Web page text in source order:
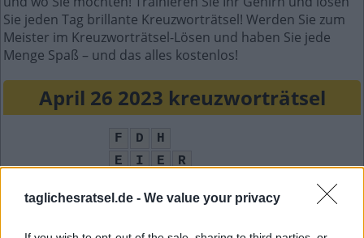
taglichesratsel.de - We value your privacy
Sie jeden Tag brillante Kreuzworträtsel! Werden Sie zum
Meister im Kreuzworträtsel-Lösen und haben Sie jede
Menge Spaß – und das alles kostenlos!
April 26 2023 kreuzworträtsel
F D
H
E
I E
R
R
M S E
S